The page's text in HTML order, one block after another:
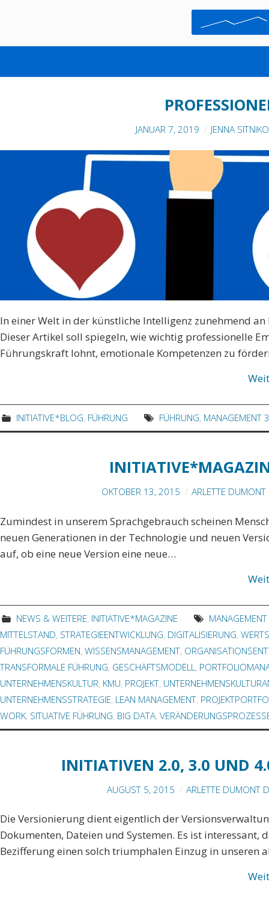
JANUAR 7, 2019 JENNA
In einer Welt in der künstliche Intelligenz zunehmend
Dieser Artikel soll spiegeln, wie wichtig professionelle
Führungskraft lohnt, emotionale Kompetenzen zu
INITIATIVE*BLOG, FÜHRUNG FÜHRUNG, MANAGEMENT
OKTOBER 13, 2015 ARLETTE
Zumindest in unserem Sprachgebrauch scheinen
neuen Generationen in der Technologie und neuen
auf, ob eine neue Version eine neue…
NEWS & WEITERE, INITIATIVE*MAGAZINE
MITTELSTAND, STRATEGIEENTWICKLUNG, DIGITALISIERUNG,
FÜHRUNGSFORMEN, WISSENSMANAGEMENT,
TRANSFORMALE FÜHRUNG, GESCHÄFTSMODELL ,
UNTERNEHMENSKULTUR, KMU, PROJEKT,
UNTERNEHMENSSTRATEGIE, LEAN MANAGEMENT,
WORK, SITUATIVE FÜHRUNG, BIG DATA,
INITIATIVEN 2.0, 3.0 UND
AUGUST 5, 2015 ARLETTE DUMONT
Die Versionierung dient eigentlich der
Dokumenten, Dateien und Systemen. Es ist
Bezifferung einen solch triumphalen Einzug in